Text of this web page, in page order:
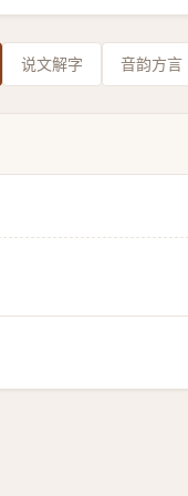
说文解字 音韵方言